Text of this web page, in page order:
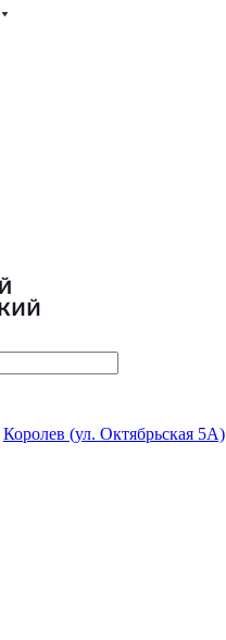
Королев (ул. Октябрьская 5А)